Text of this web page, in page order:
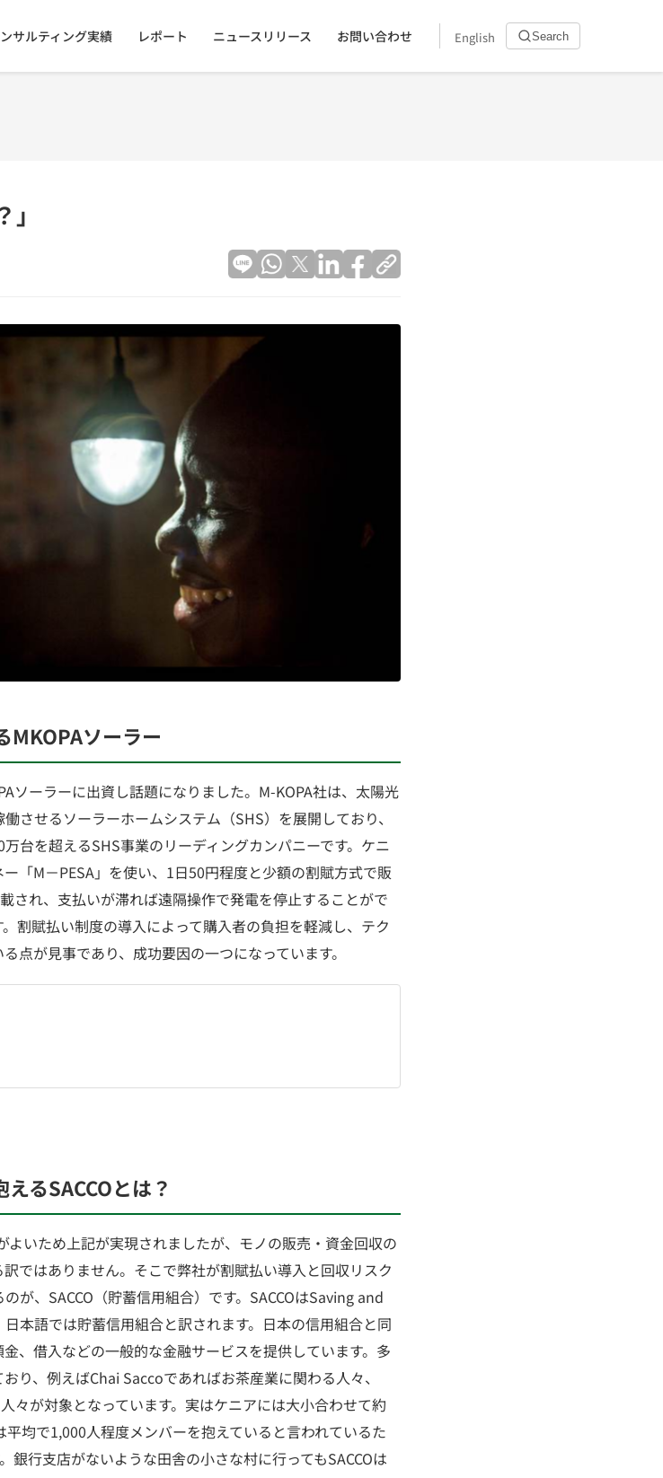
サルティング実績 レポート ニュースリリース お問い合わせ English Search
MKOPAソーラー
ソーラーに出資し話題になりました。M-KOPA社は、太陽光
させるソーラーホームシステム（SHS）を展開しており、
台を超えるSHS事業のリーディングカンパニーです。ケニ
「M－PESA」を使い、1日50円程度と少額の割賦方式で販
され、支払いが滞れば遠隔操作で発電を停止することがで
割賦払い制度の導入によって購入者の負担を軽減し、テク
点が見事であり、成功要因の一つになっています。
るSACCOとは？
よいため上記が実現されましたが、モノの販売・資金回収の
ではありません。そこで弊社が割賦払い導入と回収リスク
が、SACCO（貯蓄信用組合）です。SACCOはSaving and
本語では貯蓄信用組合と訳されます。日本の信用組合と同
、借入などの一般的な金融サービスを提供しています。多
り、例えばChai Saccoであればお茶産業に関わる人々、
々が対象となっています。実はケニアには大小合わせて約
均で1,000人程度メンバーを抱えていると言われているた
銀行支店がないような田舎の小さな村に行ってもSACCOは